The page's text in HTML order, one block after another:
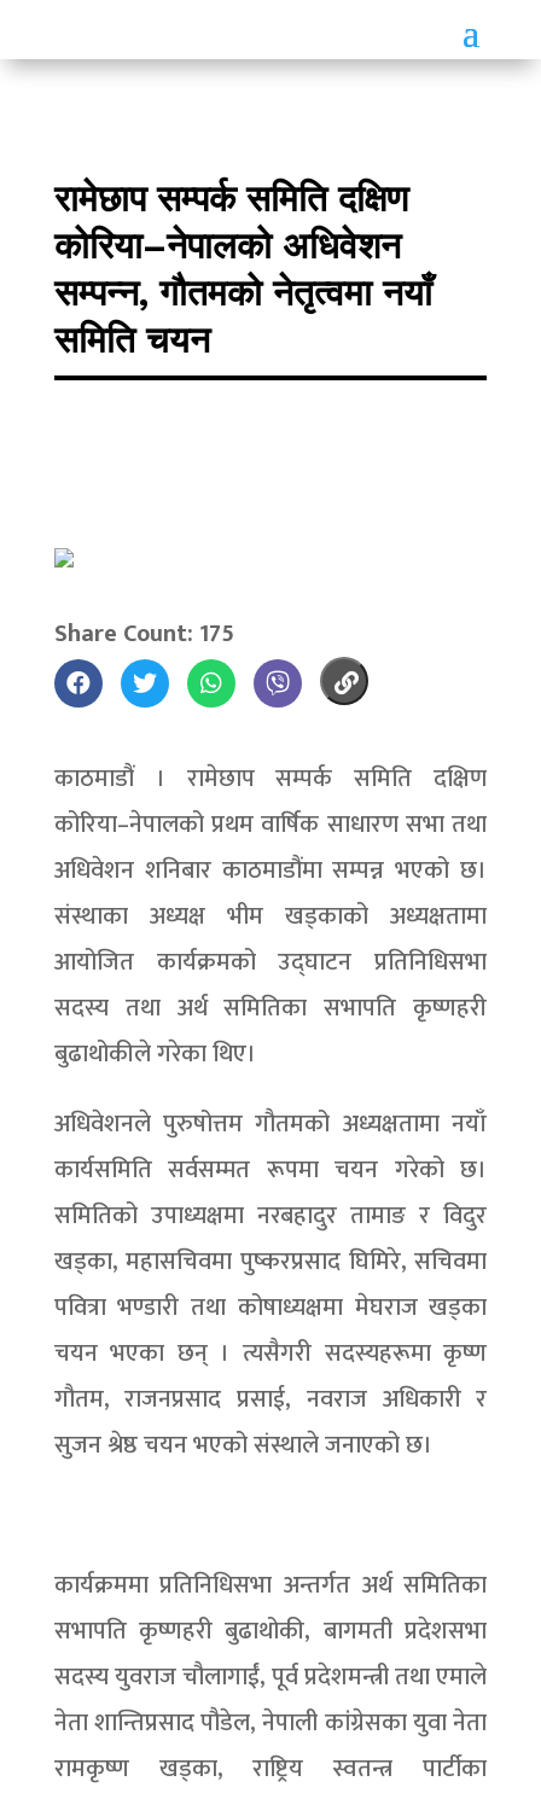
रामेछाप सम्पर्क समिति दक्षिण
कोरिया–नेपालको अधिवेशन
सम्पन्न, गौतमको नेतृत्वमा नयाँ
समिति चयन
Share Count: 175
काठमाडौं । रामेछाप सम्पर्क समिति दक्षिण
कोरिया–नेपालको प्रथम वार्षिक साधारण सभा तथा
अधिवेशन शनिबार काठमाडौंमा सम्पन्न भएको छ।
संस्थाका अध्यक्ष भीम खड्काको अध्यक्षतामा
आयोजित कार्यक्रमको उद्घाटन प्रतिनिधिसभा
सदस्य तथा अर्थ समितिका सभापति कृष्णहरी
बुढाथोकीले गरेका थिए।
अधिवेशनले पुरुषोत्तम गौतमको अध्यक्षतामा नयाँ
कार्यसमिति सर्वसम्मत रूपमा चयन गरेको छ।
समितिको उपाध्यक्षमा नरबहादुर तामाङ र विदुर
खड्का, महासचिवमा पुष्करप्रसाद घिमिरे, सचिवमा
पवित्रा भण्डारी तथा कोषाध्यक्षमा मेघराज खड्का
चयन भएका छन् । त्यसैगरी सदस्यहरूमा कृष्ण
गौतम, राजनप्रसाद प्रसाई, नवराज अधिकारी र
सुजन श्रेष्ठ चयन भएको संस्थाले जनाएको छ।
कार्यक्रममा प्रतिनिधिसभा अन्तर्गत अर्थ समितिका
सभापति कृष्णहरी बुढाथोकी, बागमती प्रदेशसभा
सदस्य युवराज चौलागाईं, पूर्व प्रदेशमन्त्री तथा एमाले
नेता शान्तिप्रसाद पौडेल, नेपाली कांग्रेसका युवा नेता
रामकृष्ण खड्का, राष्ट्रिय स्वतन्त्र पार्टीका